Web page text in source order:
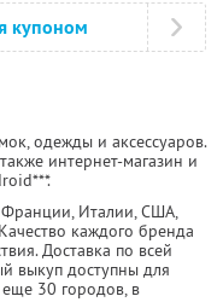
купоном
одежды и аксессуаров.
интернет-магазин и
Франции, Италии, США,
каждого бренда
Доставка по всей
выкуп доступны для
30 городов, в